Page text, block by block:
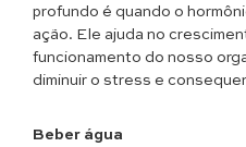
profundo é quando o
ação. Ele ajuda no
funcionamento do nosso
diminuir o stress e
Beber água